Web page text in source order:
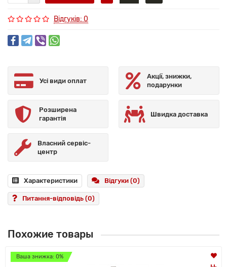
Відгуків: 0
Усі види оплат
Акції, знижки,
подарунки
Розширена
гарантія
Швидка доставка
Власний сервіс-
центр
Характеристики Відгуки (0)
Питання-відповідь (0)
Похожие товары
Ваша знижка: 0%